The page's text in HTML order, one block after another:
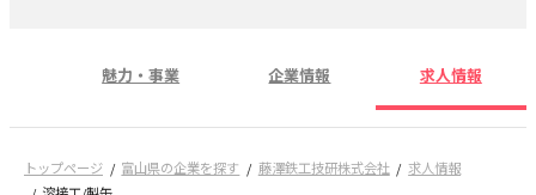
魅力・事業 企業情報 求人情報
トップページ 富山県の企業を探す 藤澤鉄工技研株式会社
求人情報